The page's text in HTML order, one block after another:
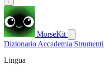
MorseKit
Dizionario Accademia Strumenti
Lingua